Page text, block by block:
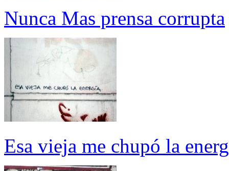
Nunca Mas prensa corrupta
Esa vieja me chupó la